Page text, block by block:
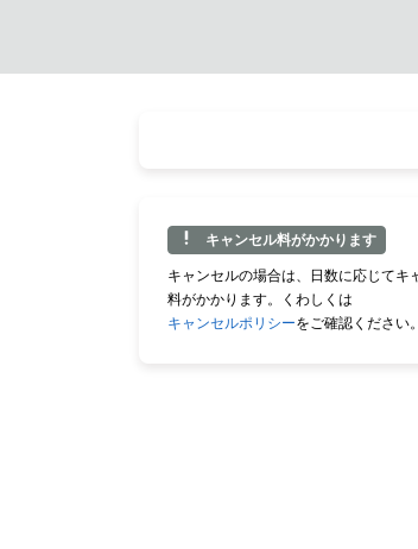
キャンセル料がかかります
キャンセルの場合は、日数に応じてキ
料がかかります。くわしくは
キャンセルポリシーをご確認ください。